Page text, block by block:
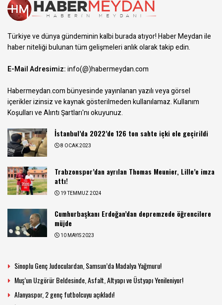
Türkiye ve dünya gündeminin kalbi burada atıyor! Haber Meydan ile
haber niteliği bulunan tüm gelişmeleri anlık olarak takip edin.
E-Mail Adresimiz:info(@)habermeydan.com
Habermeydan.com bünyesinde yayınlanan yazılı veya görsel
içerikler izinsiz ve kaynak gösterilmeden kullanılamaz.Kullanım
Koşulları ve Alıntı Şartları'nı okuyunuz.
İstanbul’da 2022’de 126 ton sahte içki ele geçirildi
8 OCAK 2023
Trabzonspor’dan ayrılan Thomas Meunier, Lille’e imza
attı!
19 TEMMUZ 2024
Cumhurbaşkanı Erdoğan’dan depremzede öğrencilere
müjde
10 MAYIS 2023
Sinoplu Genç Judoculardan, Samsun’da Madalya Yağmuru!
Muş’un Uzgörür Beldesinde, Asfalt, Altyapı ve Üstyapı Yenileniyor!
Alanyaspor, 2 genç futbolcuyu açıkladı!